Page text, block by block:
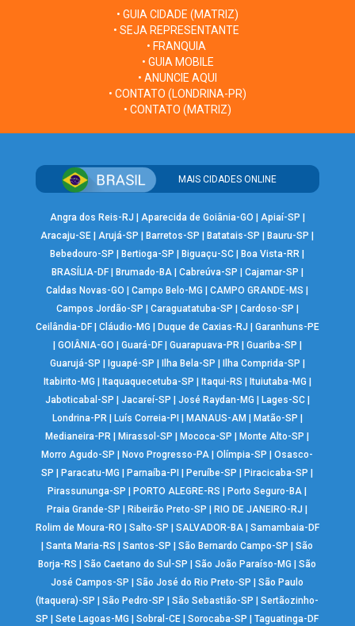
• GUIA CIDADE (MATRIZ)
• SEJA REPRESENTANTE
• FRANQUIA
• GUIA MOBILE
• ANUNCIE AQUI
• CONTATO (LONDRINA-PR)
• CONTATO (MATRIZ)
MAIS CIDADES ONLINE
Angra dos Reis-RJ Aparecida de Goiânia-GO Apiaí-SP
Aracaju-SE |Arujá-SP Barretos-SP Batatais-SP Bauru-SP
Bebedouro-SP
Bertioga-SP Biguaçu-SC Boa Vista-RR
BRASÍLIA-DF| Brumado-BA| Cabreúva-SP Cajamar-SP
Caldas Novas-GO
|Campo Belo-MG |CAMPO GRANDE-MS
Campos Jordão-SP
Caraguatatuba-SP Cardoso-SP
Ceilândia-DF| Cláudio-MG Duque de Caxias-RJ
Garanhuns-PE
GOIÂNIA-GO Guará-DF| Guarapuava-PR| Guariba-SP
Guarujá-SP
Iguapé-SP Ilha Bela-SP Ilha Comprida-SP
Itabirito-MG
Itaquaquecetuba-SP Itaqui-RS Ituiutaba-MG
Jaboticabal-SP
Jacareí-SP José Raydan-MG Lages-SC|
Londrina-PR| Luís Correia-PI MANAUS-AM Matão-SP
Medianeira-PR
Mirassol-SP Mococa-SP Monte Alto-SP
Morro Agudo-SP
Novo Progresso-PA |Olímpia-SP |Osasco-
SP
Paracatu-MG Parnaíba-PI Peruíbe-SP Piracicaba-SP
Pirassununga-SP
PORTO ALEGRE-RS Porto Seguro-BA
Praia Grande-SP
Ribeirão Preto-SP RIO DE JANEIRO-RJ
Rolim de Moura-RO
Salto-SP SALVADOR-BA| Samambaia-DF
|Santa Maria-RS |Santos-SP |São Bernardo Campo-SP |São
Borja-RS
|São Caetano do Sul-SP |São João Paraíso-MG |São
José Campos-SP
|São José do Rio Preto-SP |São Paulo
(Itaquera)-SP
|São Pedro-SP |São Sebastião-SP |Sertãozinho-
SP
|Sete Lagoas-MG |Sobral-CE |Sorocaba-SP |Taguatinga-DF